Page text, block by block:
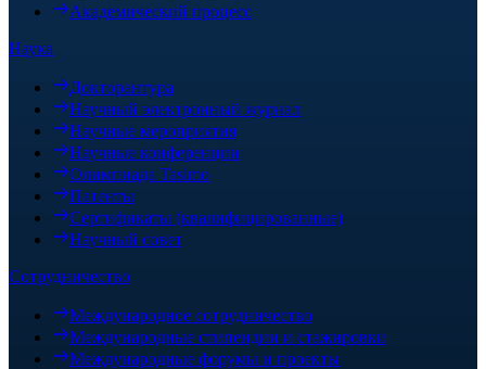
Академический процесс
Наука
Докторантура
Научный электронный журнал
Научные мероприятия
Научные конференции
Олимпиада Tasimo
Патенты
Сертификаты (квалифицированные)
Научный совет
Сотрудничество
Международное сотрудничество
Международные стипендии и стажировки
Международные форумы и проекты